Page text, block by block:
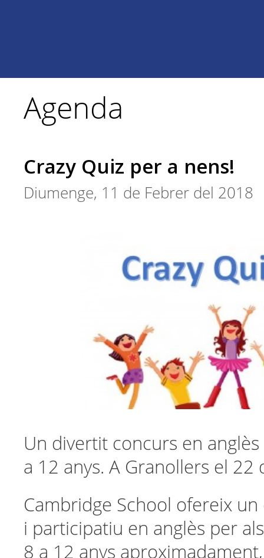
Agenda
Crazy Quiz per a nens!
Diumenge, 11 de Febrer del 2018
Un divertit concurs en
a 12 anys. A Granollers el 22
Cambridge School ofereix
i participatiu en anglès per
8 a 12 anys